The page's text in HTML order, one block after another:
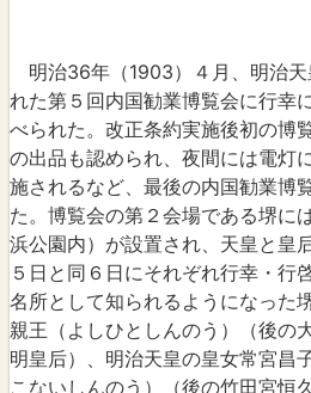
明治36年（1903）４月、明治
れた第５回内国勧業博覧会に行幸
べられた。改正条約実施後初の博
の出品も認められ、夜間には電灯
施されるなど、最後の内国勧業博
た。博覧会の第２会場である堺に
浜公園内）が設置され、天皇と皇
５日と同６日にそれぞれ行幸・行
名所として知られるようになった
親王（よしひとしんのう）（後の
明皇后）、明治天皇の皇女常宮昌
こないしんのう）（後の竹田宮恒